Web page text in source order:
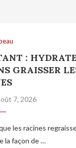
:
GRAISSER
7, 2026
les racines
la façon de …